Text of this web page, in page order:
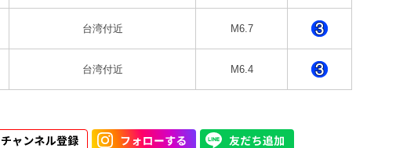
台湾付近 M6.7
台湾付近 M6.4